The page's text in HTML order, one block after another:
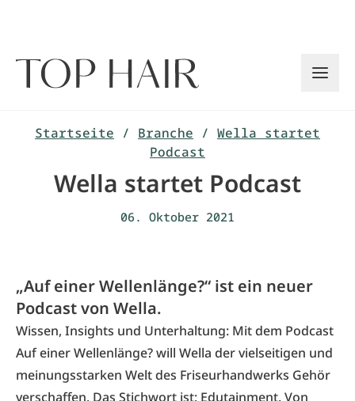
Startseite / Branche / Wella startet
Podcast
Wella startet Podcast
06. Oktober 2021
„Auf einer Wellenlänge?“ ist ein neuer
Podcast von Wella.
Wissen, Insights und Unterhaltung: Mit dem Podcast
Auf einer Wellenlänge? will Wella der vielseitigen und
meinungsstarken Welt des Friseurhandwerks Gehör
verschaffen. Das Stichwort ist: Edutainment. Von